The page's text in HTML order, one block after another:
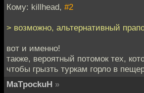
Кому: killhead, #2
> возможно, альтернативный
вот и именно!
также, вероятный потомок тех,
чтобы грызть туркам горло в
MaTpockuH »